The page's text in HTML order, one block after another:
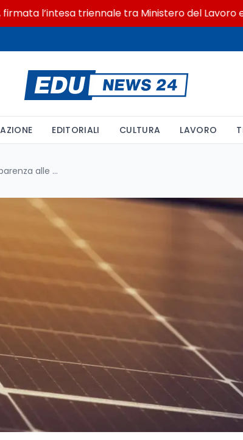
l’intesa triennale tra Ministero del Lavoro e
EDITORIALI CULTURA LAVORO
Celle solari perovskite: dalla trasparenza alle finestre fotovoltaiche